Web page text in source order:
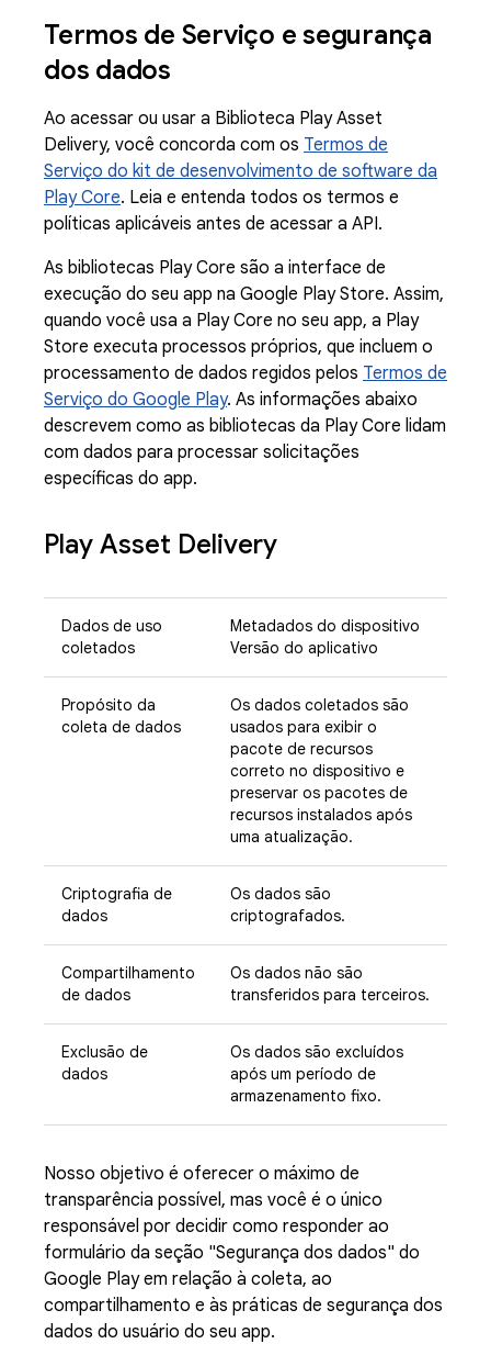
Termos de Serviço e segurança
dos dados
Ao acessar ou usar a Biblioteca Play Asset
Delivery, você concorda com os Termos de
Serviço do kit de desenvolvimento de software da
Play Core. Leia e entenda todos os termos e
políticas aplicáveis antes de acessar a API.
As bibliotecas Play Core são a interface de
execução do seu app na Google Play Store. Assim,
quando você usa a Play Core no seu app, a Play
Store executa processos próprios, que incluem o
processamento de dados regidos pelos Termos de
Serviço do Google Play. As informações abaixo
descrevem como as bibliotecas da Play Core lidam
com dados para processar solicitações
específicas do app.
Play Asset Delivery
Dados de uso
coletados
Metadados do dispositivo
Versão do aplicativo
Propósito da
coleta de dados
Os dados coletados são
usados para exibir o
pacote de recursos
correto no dispositivo e
preservar os pacotes de
recursos instalados após
uma atualização.
Criptografia de
dados
Os dados são
criptografados.
Compartilhamento
de dados
Os dados não são
transferidos para terceiros.
Exclusão de
dados
Os dados são excluídos
após um período de
armazenamento fixo.
Nosso objetivo é oferecer o máximo de
transparência possível, mas você é o único
responsável por decidir como responder ao
formulário da seção "Segurança dos dados" do
Google Play em relação à coleta, ao
compartilhamento e às práticas de segurança dos
dados do usuário do seu app.